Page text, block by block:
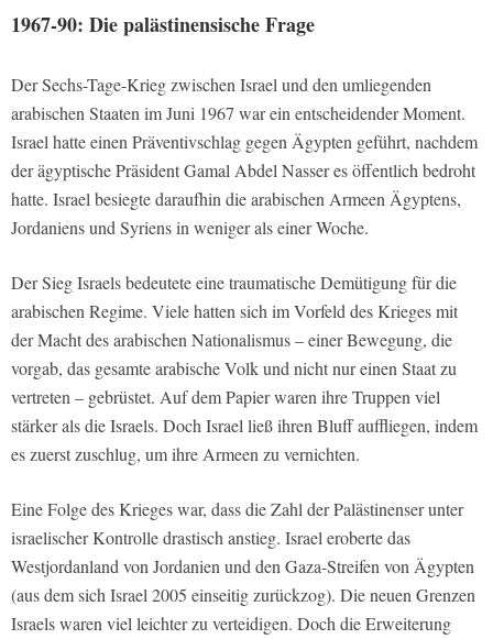
1967-90: Die palästinensische Frage
Der Sechs-Tage-Krieg zwischen Israel und den umliegenden
arabischen Staaten im Juni 1967 war ein entscheidender Moment.
Israel hatte einen Präventivschlag gegen Ägypten geführt, nachdem
der ägyptische Präsident Gamal Abdel Nasser es öffentlich bedroht
hatte. Israel besiegte daraufhin die arabischen Armeen Ägyptens,
Jordaniens und Syriens in weniger als einer Woche.
Der Sieg Israels bedeutete eine traumatische Demütigung für die
arabischen Regime. Viele hatten sich im Vorfeld des Krieges mit
der Macht des arabischen Nationalismus – einer Bewegung, die
vorgab, das gesamte arabische Volk und nicht nur einen Staat zu
vertreten – gebrüstet. Auf dem Papier waren ihre Truppen viel
stärker als die Israels. Doch Israel ließ ihren Bluff auffliegen, indem
es zuerst zuschlug, um ihre Armeen zu vernichten.
Eine Folge des Krieges war, dass die Zahl der Palästinenser unter
israelischer Kontrolle drastisch anstieg. Israel eroberte das
Westjordanland von Jordanien und den Gaza-Streifen von Ägypten
(aus dem sich Israel 2005 einseitig zurückzog). Die neuen Grenzen
Israels waren viel leichter zu verteidigen. Doch die Erweiterung